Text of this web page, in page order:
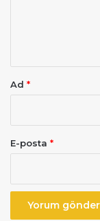
Ad *
E-posta *